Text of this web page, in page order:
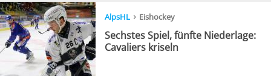
AlpsHL › Eishockey
Sechstes Spiel, fünfte Niederlage:
Cavaliers kriseln